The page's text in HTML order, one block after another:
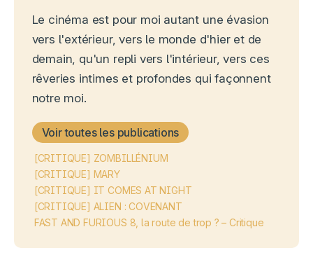
Le cinéma est pour moi autant une évasion
vers l'extérieur, vers le monde d'hier et de
demain, qu'un repli vers l'intérieur, vers ces
rêveries intimes et profondes qui façonnent
notre moi.
Voir toutes les publications
[CRITIQUE] ZOMBILLÉNIUM
[CRITIQUE] MARY
[CRITIQUE] IT COMES AT NIGHT
[CRITIQUE] ALIEN : COVENANT
FAST AND FURIOUS 8, la route de trop ? – Critique